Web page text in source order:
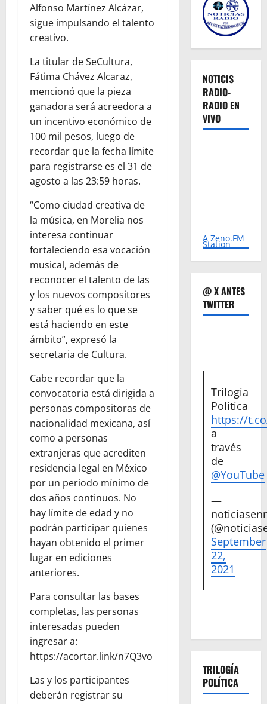
Alfonso Martínez Alcázar,
sigue impulsando el talento
creativo.
La titular de SeCultura,
Fátima Chávez Alcaraz,
mencionó que la pieza
ganadora será acreedora a
un incentivo económico de
100 mil pesos, luego de
recordar que la fecha límite
para registrarse es el 31 de
agosto a las 23:59 horas.
“Como ciudad creativa de
la música, en Morelia nos
interesa continuar
fortaleciendo esa vocación
musical, además de
reconocer el talento de las
y los nuevos compositores
y saber qué es lo que se
está haciendo en este
ámbito”, expresó la
secretaria de Cultura.
Cabe recordar que la
convocatoria está dirigida a
personas compositoras de
nacionalidad mexicana, así
como a personas
extranjeras que acrediten
residencia legal en México
por un periodo mínimo de
dos años continuos. No
hay límite de edad y no
podrán participar quienes
hayan obtenido el primer
lugar en ediciones
anteriores.
Para consultar las bases
completas, las personas
interesadas pueden
ingresar a:
https://acortar.link/n7Q3vo
Las y los participantes
deberán registrar su
NOTICIS
RADIO-
RADIO EN
VIVO
A Zeno.FM
Station
@ X ANTES
TWITTER
Trilogia
Politica
https://
a
través
de
@YouTube
—
September
22,
2021
TRILOGÍA
POLÍTICA